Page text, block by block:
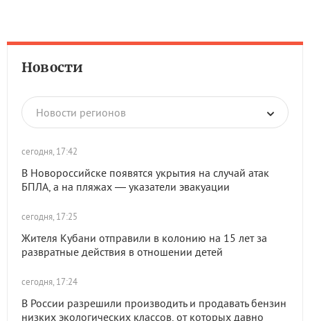
Новости
Новости регионов
сегодня, 17:42
В Новороссийске появятся укрытия на случай атак
БПЛА, а на пляжах — указатели эвакуации
сегодня, 17:25
Жителя Кубани отправили в колонию на 15 лет за
развратные действия в отношении детей
сегодня, 17:24
В России разрешили производить и продавать бензин
низких экологических классов, от которых давно